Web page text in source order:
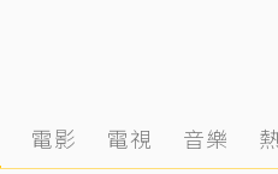
電影 電視 音樂